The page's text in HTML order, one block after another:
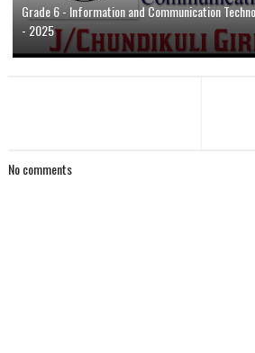
Grade 6 - Information and Communication
- 2025
No comments